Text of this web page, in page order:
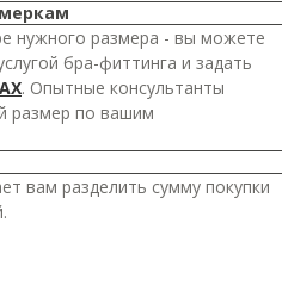
нужного размера - вы можете
бра-фиттинга и задать
. Опытные консультанты
размер по вашим
вам разделить сумму покупки